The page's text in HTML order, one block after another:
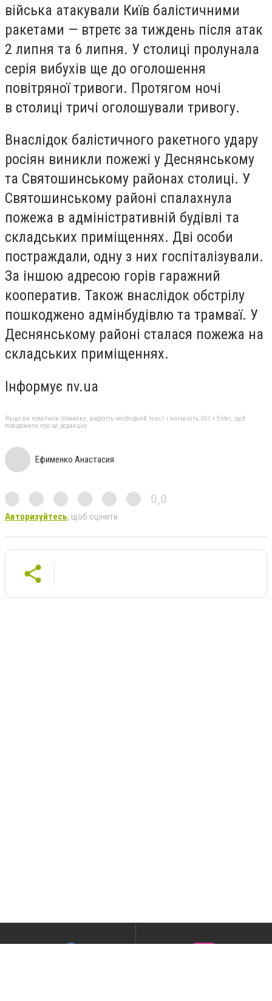
війська атакували Київ балістичними
ракетами — втретє за тиждень після атак
2 липня та 6 липня. У столиці пролунала
серія вибухів ще до оголошення
повітряної тривоги. Протягом ночі
в столиці тричі оголошували тривогу.
Внаслідок балістичного ракетного удару
росіян виникли пожежі у Деснянському
та Святошинському районах столиці. У
Святошинському районі спалахнула
пожежа в адміністративній будівлі та
складських приміщеннях. Дві особи
постраждали, одну з них госпіталізували.
За іншою адресою горів гаражний
кооператив. Також внаслідок обстрілу
пошкоджено адмінбудівлю та трамваї. У
Деснянському районі сталася пожежа на
складських приміщеннях.
Інформує nv.ua
Якщо ви помітили помилку, виділіть необхідний текст і натисніть Ctrl + Enter, щоб
повідомити про це редакцію
Ефименко Анастасия
0,0
Авторизуйтесь, щоб оцінити